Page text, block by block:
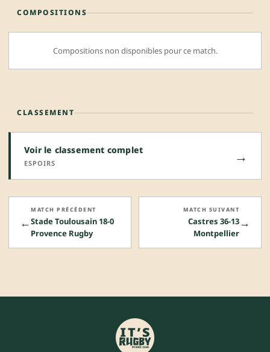
COMPOSITIONS
Compositions non disponibles pour ce match.
CLASSEMENT
Voir le classement complet
ESPOIRS →
←
MATCH PRÉCÉDENT
Stade Toulousain 18-0
Provence Rugby
→
MATCH SUIVANT
Castres 36-13
Montpellier